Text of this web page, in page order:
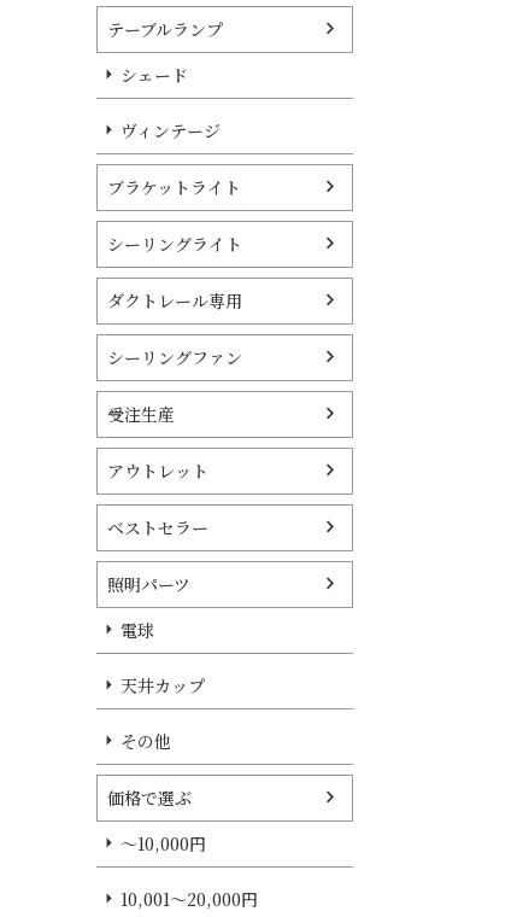
テーブルランプ
シェード
ヴィンテージ
ブラケットライト
シーリングライト
ダクトレール専用
シーリングファン
受注生産
アウトレット
ベストセラー
照明パーツ
電球
天井カップ
その他
価格で選ぶ
～10,000円
10,001～20,000円